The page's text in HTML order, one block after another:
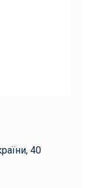
40